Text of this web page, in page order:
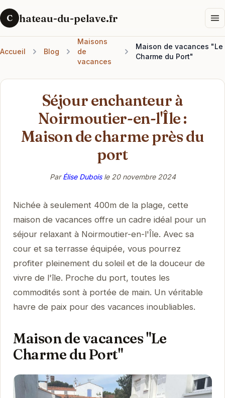
C hateau-du-pelave.fr
Accueil Blog
Maisons
de
vacances
Maison de vacances "Le
Charme du Port"
Séjour enchanteur à
Noirmoutier-en-l'Île :
Maison de charme près du
port
ParÉlise Duboisle 20 novembre 2024
Nichée à seulement 400m de la plage, cette
maison de vacances offre un cadre idéal pour un
séjour relaxant à Noirmoutier-en-l'Île. Avec sa
cour et sa terrasse équipée, vous pourrez
profiter pleinement du soleil et de la douceur de
vivre de l'île. Proche du port, toutes les
commodités sont à portée de main. Un véritable
havre de paix pour des vacances inoubliables.
Maison de vacances "Le
Charme du Port"